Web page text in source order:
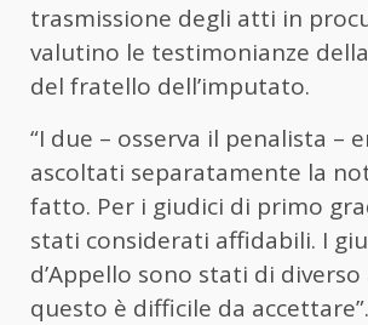
trasmissione degli atti in
valutino le testimonianze
del fratello dell’imputato.
“I due – osserva il penalista –
ascoltati separatamente la
fatto. Per i giudici di primo
stati considerati affidabili. I
d’Appello sono stati di diverso
questo è difficile da accettare”.